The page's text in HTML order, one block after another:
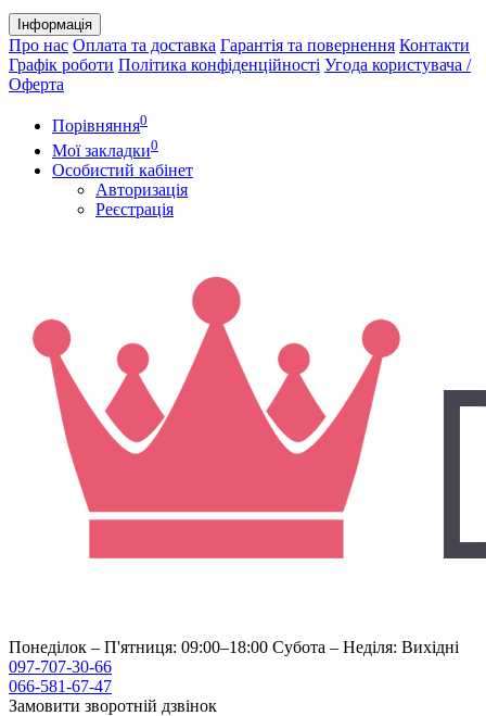
Інформація
Про нас Оплата та доставка Гарантія та повернення Контакти
Графік роботи Політика конфіденційності Угода користувача /
Оферта
Порівняння0
Мої закладки0
Особистий кабінет
Авторизація
Реєстрація
Понеділок – П'ятниця: 09:00–18:00 Субота – Неділя: Вихідні
097-707-30-66
066-581-67-47
Замовити зворотній дзвінок